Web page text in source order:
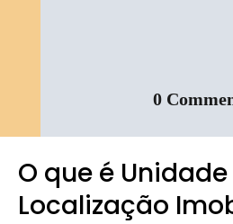
0
O que é
Localização